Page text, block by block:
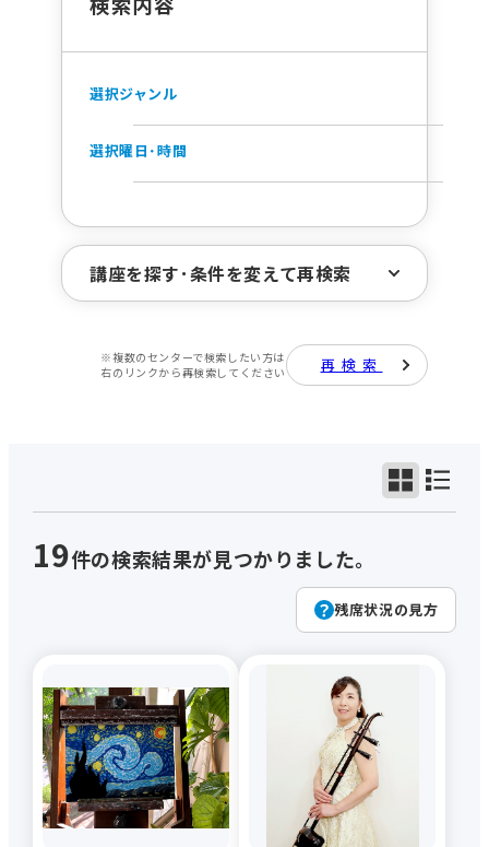
選択ジャンル
選択曜日･時間
講座を探す･条件を変えて再検索
ジャンルで探す
お出かけ
男性に人気
初心者向け
おすすめ
季節の講座
体験講座
オンライン
検索
※複数のセンターで検索したい方は
右のリンクから再検索してください
再検索
19件の検索結果が見つかりました。
残席状況の見方